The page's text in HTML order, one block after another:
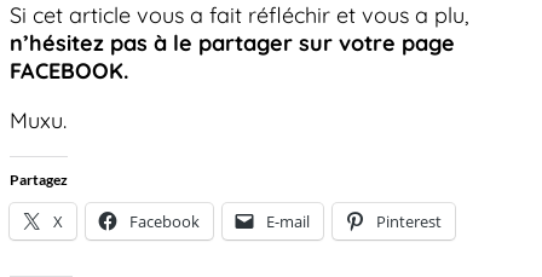
Si cet article vous a fait réfléchir et vous a plu,
n’hésitez pas à le partager sur votre page
FACEBOOK.
Muxu.
Partagez
X Facebook E-mail Pinterest